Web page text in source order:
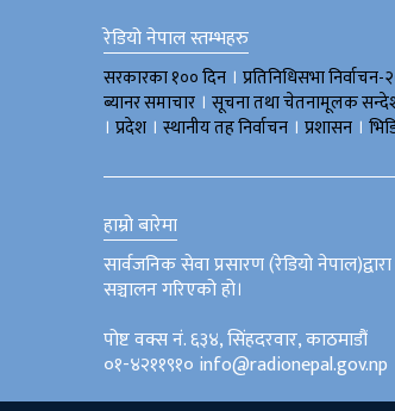
रेडियो नेपाल स्तम्भहरु
सरकारका १०० दिन । प्रतिनिधिसभा निर्वाचन-
ब्यानर समाचार । सूचना तथा चेतनामूलक
। प्रदेश । स्थानीय तह निर्वाचन । प्रशासन ।
हाम्रो बारेमा
सार्वजनिक सेवा प्रसारण (रेडियो
सञ्चालन गरिएको हो।
पोष्ट वक्स नं. ६३४, सिंहदरवार, काठमाडौं
०१-४२११९१० info@radionepal.gov.np